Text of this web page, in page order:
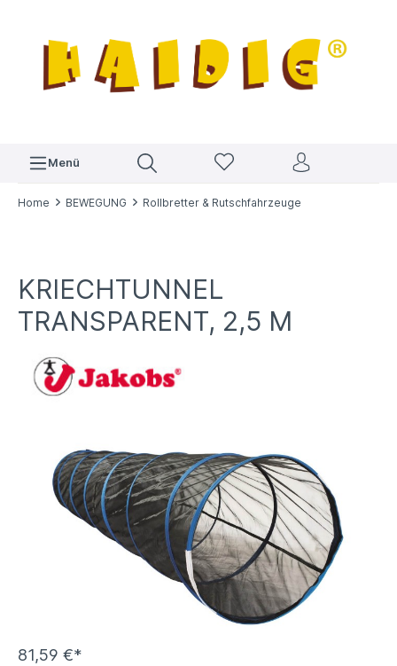
Menü
Home BEWEGUNG Rollbretter & Rutschfahrzeuge
KRIECHTUNNEL
TRANSPARENT, 2,5 M
81,59 €*